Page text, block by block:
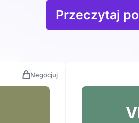
Przeczytaj
Negocjuj